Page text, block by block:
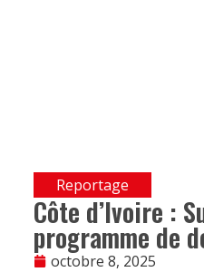
Reportage
Côte d’Ivoire :
programme de
octobre 8, 2025